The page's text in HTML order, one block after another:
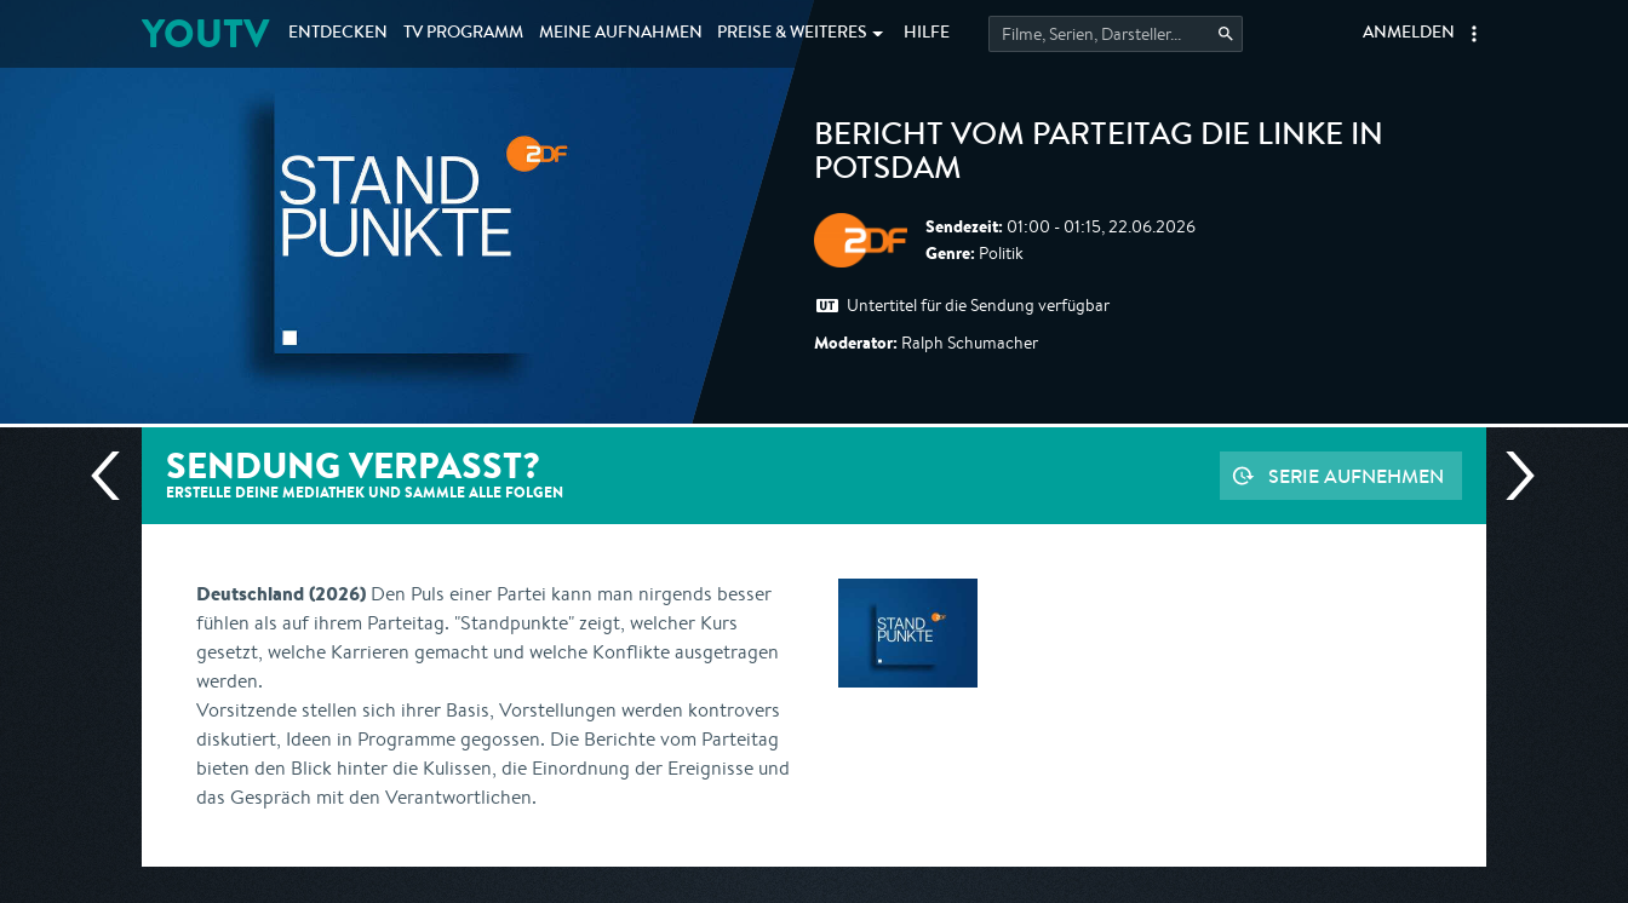
YOUTV ENTDECKEN TV PROGRAMM MEINE AUFNAHMEN PREISE & WEITERES HILFE ANMELDEN
BERICHT VOM PARTEITAG DIE LINKE IN
POTSDAM
Sendezeit: 01:00 - 01:15, 22.06.2026
Genre: Politik
Untertitel für die Sendung verfügbar
Moderator: Ralph Schumacher
SENDUNG VERPASST?
ERSTELLE DEINE MEDIATHEK UND SAMMLE ALLE FOLGEN
SERIE AUFNEHMEN
Deutschland (2026) Den Puls einer Partei kann man nirgends besser
fühlen als auf ihrem Parteitag. "Standpunkte" zeigt, welcher Kurs
gesetzt, welche Karrieren gemacht und welche Konflikte ausgetragen
werden.
Vorsitzende stellen sich ihrer Basis, Vorstellungen werden kontrovers
diskutiert, Ideen in Programme gegossen. Die Berichte vom Parteitag
bieten den Blick hinter die Kulissen, die Einordnung der Ereignisse und
das Gespräch mit den Verantwortlichen.